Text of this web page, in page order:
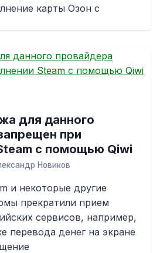
карты Озон с
для данного
при
с помощью Qiwi
Новиков
и некоторые другие
прекратили прием
сервисов, например,
перевода денег на экране